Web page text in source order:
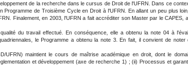
de la recherche dans le cursus de Droit de l'UFRN. Dans ce
de Troisième Cycle en Droit à l'UFRN. En allant un peu plus
Finalement, en 2003, l'UFRN a fait accréditer son Master par le CAPES,
du travail effectué. En conséquence, elle a obtenu la note 04 à
le Programme a obtenu la note 3. En fait, il convient de noter
UFRN) maintient le cours de maîtrise académique en droit, dont le
et développement (axe de recherche 1) ; (ii) Processus et